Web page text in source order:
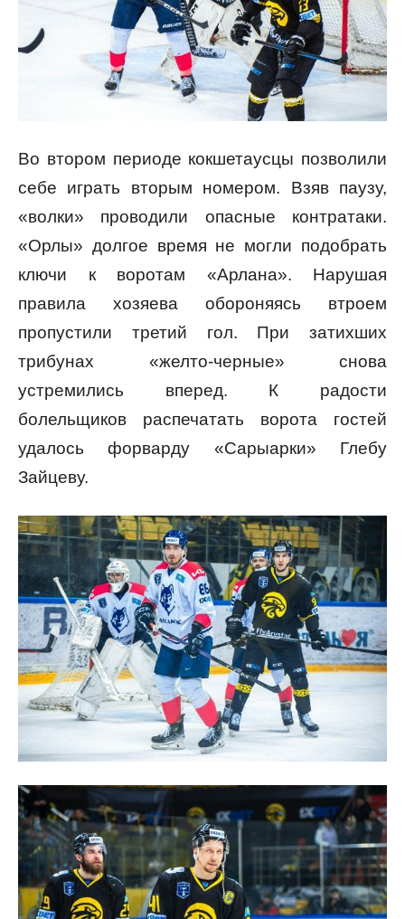
Во втором периоде кокшетаусцы позволили
себе играть вторым номером. Взяв паузу,
«волки» проводили опасные контратаки.
«Орлы» долгое время не могли подобрать
ключи к воротам «Арлана». Нарушая
правила хозяева обороняясь втроем
пропустили третий гол. При затихших
трибунах «желто-черные» снова
устремились вперед. К радости
болельщиков распечатать ворота гостей
удалось форварду «Сарыарки» Глебу
Зайцеву.